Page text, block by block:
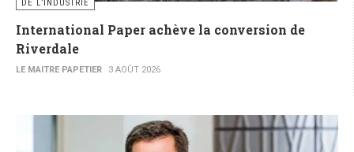
DE L’INDUSTRIE
International Paper achève la conversion de
Riverdale
LE MAITRE PAPETIER 3 AOÛT 2026